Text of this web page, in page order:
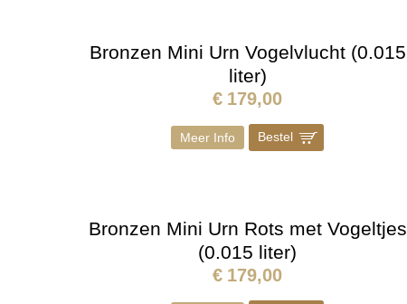
Bronzen Mini Urn Vogelvlucht (0.015
liter)
€ 179,00
Meer Info Bestel ]
Bronzen Mini Urn Rots met Vogeltjes
(0.015 liter)
€ 179,00